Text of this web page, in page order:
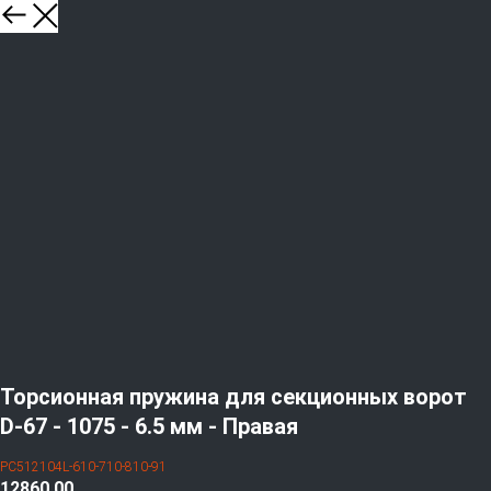
Торсионная пружина для секционных ворот
D-67 - 1075 - 6.5 мм - Правая
PC512104L-610-710-810-91